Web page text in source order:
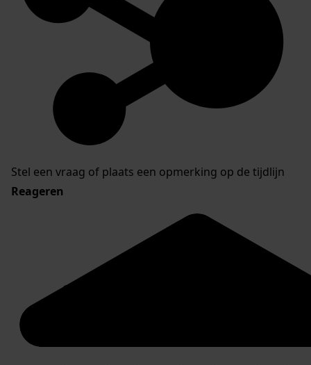
Stel een vraag of plaats een opmerking op de tijdlijn
Reageren